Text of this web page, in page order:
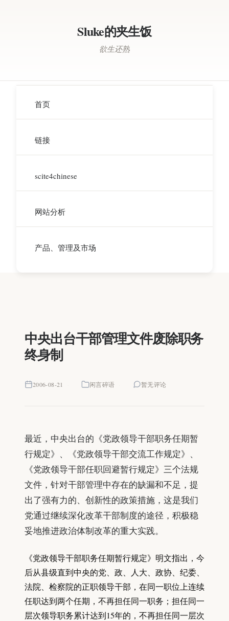
Sluke的夹生饭
欲生还熟
首页
链接
scite4chinese
网站分析
产品、管理及市场
中央出台干部管理文件废除职务
终身制
2006-08-21 闲言碎语 暂无评论
最近，中央出台的《党政领导干部职务任期暂
行规定》、《党政领导干部交流工作规定》、
《党政领导干部任职回避暂行规定》三个法规
文件，针对干部管理中存在的缺漏和不足，提
出了强有力的、创新性的政策措施，这是我们
党通过继续深化改革干部制度的途径，积极稳
妥地推进政治体制改革的重大实践。
《党政领导干部职务任期暂行规定》明文指出，今
后从县级直到中央的党、政、人大、政协、纪委、
法院、检察院的正职领导干部，在同一职位上连续
任职达到两个任期，不再担任同一职务；担任同一
层次领导职务累计达到15年的，不再担任同一层次